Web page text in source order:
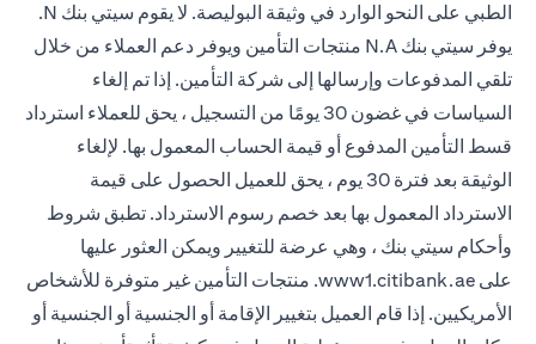
الطبي على النحو الوارد في وثيقة البوليصة. لا يقوم سيتي بنك N.
يوفر سيتي بنك N.A منتجات التأمين ويوفر دعم العملاء من خلال
تلقي المدفوعات وإرسالها إلى شركة التأمين. إذا تم إلغاء
السياسات في غضون 30 يومًا من التسجيل ، يحق للعملاء استرداد
قسط التأمين المدفوع أو قيمة الحساب المعمول بها. لإلغاء
الوثيقة بعد فترة 30 يوم ، يحق للعميل الحصول على قيمة
الاسترداد المعمول بها بعد خصم رسوم الاسترداد. تطبق شروط
وأحكام سيتي بنك ، وهي عرضة للتغيير ويمكن العثور عليها
على www1.citibank.ae
(opens in a new tab). منتجات التأمين غير متوفرة للأشخاص
الأمريكيين. إذا قام العميل بتغيير الإقامة أو الجنسية أو الجنسية أو